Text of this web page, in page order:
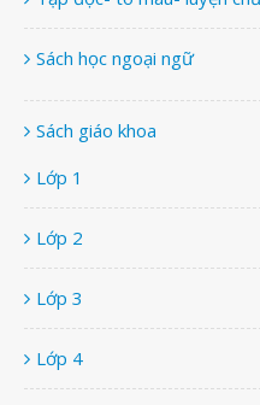
Sách học ngoại ngữ
Sách giáo khoa
Lớp 1
Lớp 2
Lớp 3
Lớp 4